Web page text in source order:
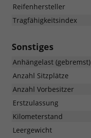
Reifenhersteller
Tragfähigkeitsindex
Sonstiges
Anhängelast (gebremst)
Anzahl Sitzplätze
Anzahl Vorbesitzer
Erstzulassung
Kilometerstand
Leergewicht